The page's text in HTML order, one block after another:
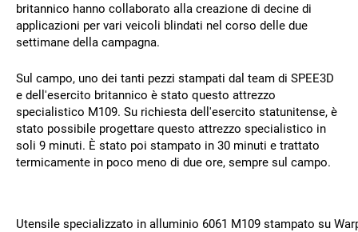
britannico hanno collaborato alla creazione di decine di
applicazioni per vari veicoli blindati nel corso delle due
settimane della campagna.
Sul campo, uno dei tanti pezzi stampati dal team di SPEE3D
e dell'esercito britannico è stato questo attrezzo
specialistico M109. Su richiesta dell'esercito statunitense, è
stato possibile progettare questo attrezzo specialistico in
soli 9 minuti. È stato poi stampato in 30 minuti e trattato
termicamente in poco meno di due ore, sempre sul campo.
Utensile specializzato in alluminio 6061 M109 stampato su